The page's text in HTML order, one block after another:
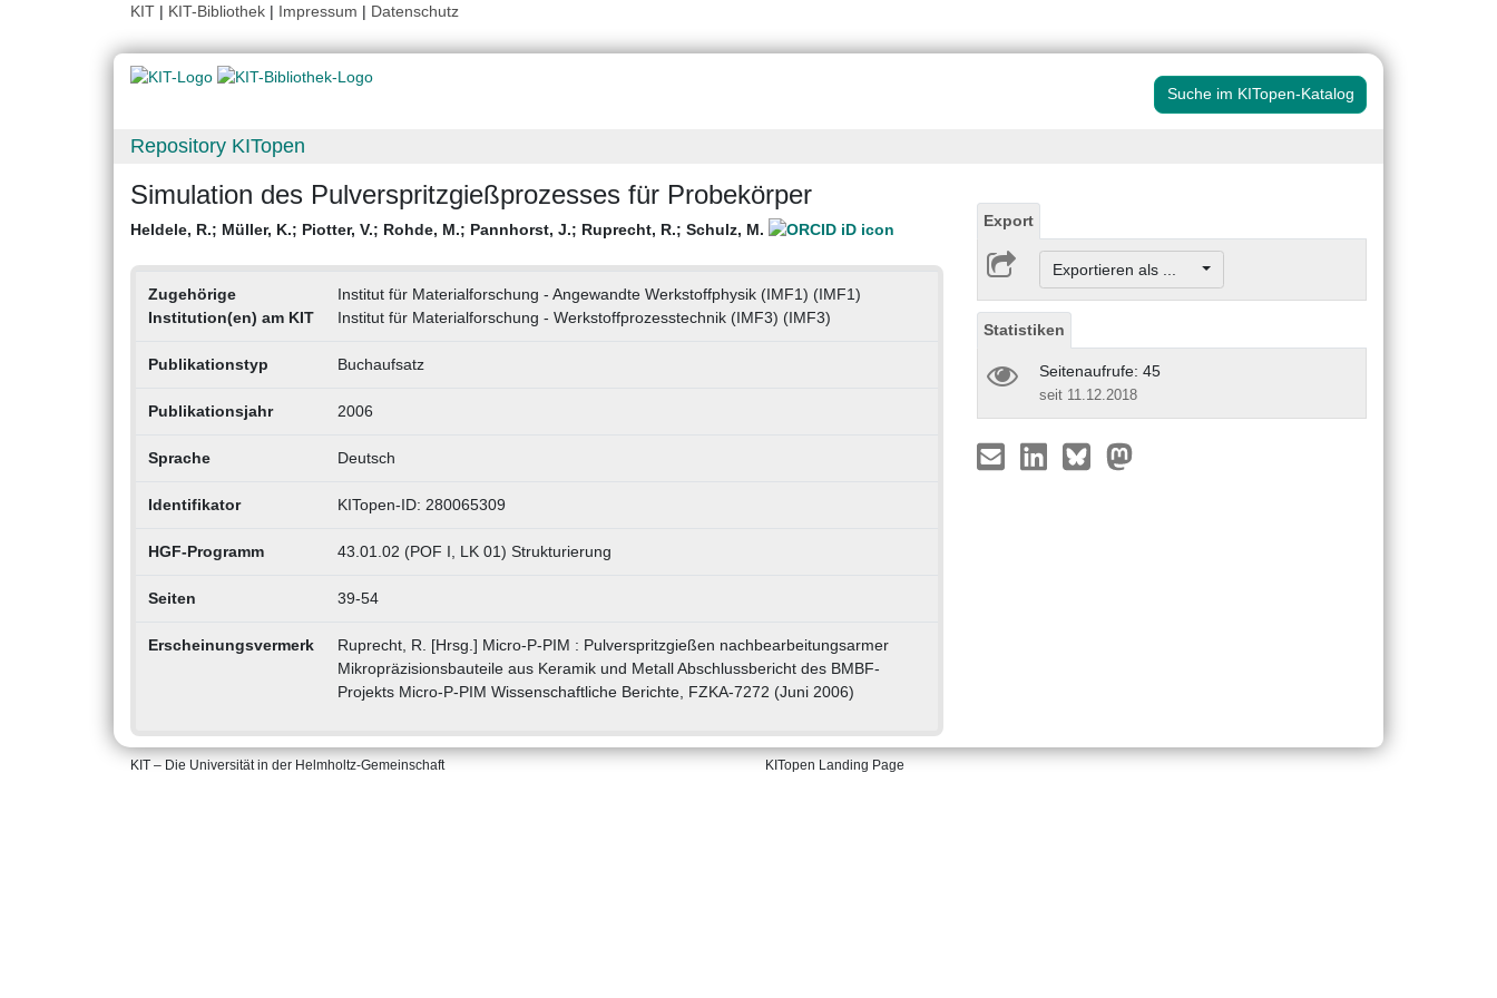
KIT | KIT-Bibliothek | Impressum | Datenschutz
Suche im KITopen-Katalog
Repository KITopen
Simulation des Pulverspritzgießprozesses für Probekörper
Heldele, R.; Müller, K.; Piotter, V.; Rohde, M.; Pannhorst, J.; Ruprecht, R.; Schulz, M.
Zugehörige
Institution(en) am KIT
Institut für Materialforschung - Angewandte Werkstoffphysik (IMF1) (IMF1)
Institut für Materialforschung - Werkstoffprozesstechnik (IMF3) (IMF3)
Publikationstyp Buchaufsatz
Publikationsjahr 2006
Sprache Deutsch
Identifikator KITopen-ID: 280065309
HGF-Programm 43.01.02 (POF I, LK 01) Strukturierung
Seiten 39-54
Erscheinungsvermerk
Ruprecht, R. [Hrsg.] Micro-P-PIM : Pulverspritzgießen nachbearbeitungsarmer
Mikropräzisionsbauteile aus Keramik und Metall Abschlussbericht des BMBF-
Projekts Micro-P-PIM Wissenschaftliche Berichte, FZKA-7272 (Juni 2006)
Export
Exportieren als ...
Statistiken
Seitenaufrufe: 45
seit 11.12.2018
KIT – Die Universität in der Helmholtz-Gemeinschaft KITopen Landing Page